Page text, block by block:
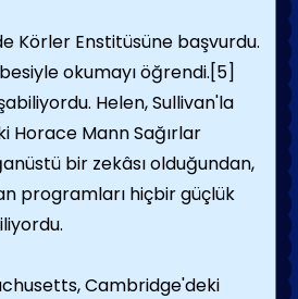
Körler Enstitüsüne başvurdu.
okumayı öğrendi.[5]
Helen, Sullivan'la
Horace Mann Sağırlar
bir zekâsı olduğundan,
programla­rı hiçbir güçlük
Cambridge'deki